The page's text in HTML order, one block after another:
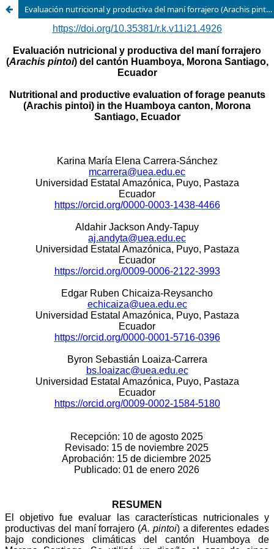
Evaluación nutricional y productiva del maní forrajero (Arachis pintoi) del cantón Huamboya, Morona Santiago, Ecuador